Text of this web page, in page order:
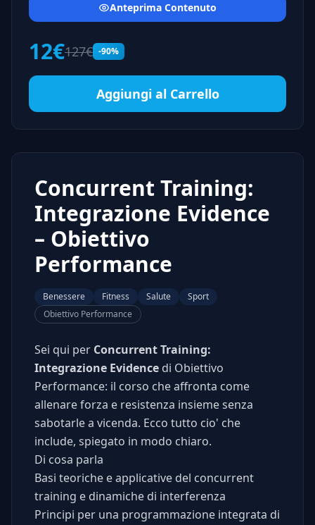
Anteprima Contenuto
12€127€ -90%
Aggiungi al Carrello
Concurrent Training:
Integrazione Evidence
– Obiettivo
Performance
Benessere Fitness Salute
Sport
Obiettivo Performance
Sei qui per Concurrent Training:
Integrazione Evidence di Obiettivo
Performance: il corso che affronta come
allenare forza e resistenza insieme senza
sabotarle a vicenda. Ecco tutto cio' che
include, spiegato in modo chiaro.
Di cosa parla
Basi teoriche e applicative del concurrent
training e dinamiche di interferenza
Principi per una programmazione integrata di